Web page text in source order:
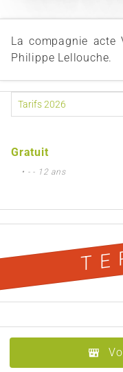
La compagnie
Philippe Lellouche.
Gratuit
• - - 12 ans